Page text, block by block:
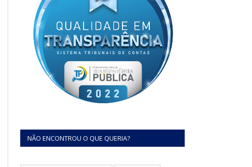
NÃO ENCONTROU O QUE QUERIA?